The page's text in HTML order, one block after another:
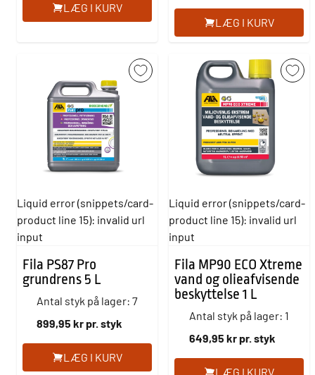
LÆG I KURV
LÆG I KURV
Liquid error (snippets/card-
product line 15): invalid url
input
Fila PS87 Pro
grundrens 5 L
Antal styk på lager: 7
899,95 kr pr. styk
LÆG I KURV
Liquid error (snippets/card-
product line 15): invalid url
input
Fila MP90 ECO Xtreme
vand og olieafvisende
beskyttelse 1 L
Antal styk på lager: 1
649,95 kr pr. styk
LÆG I KURV